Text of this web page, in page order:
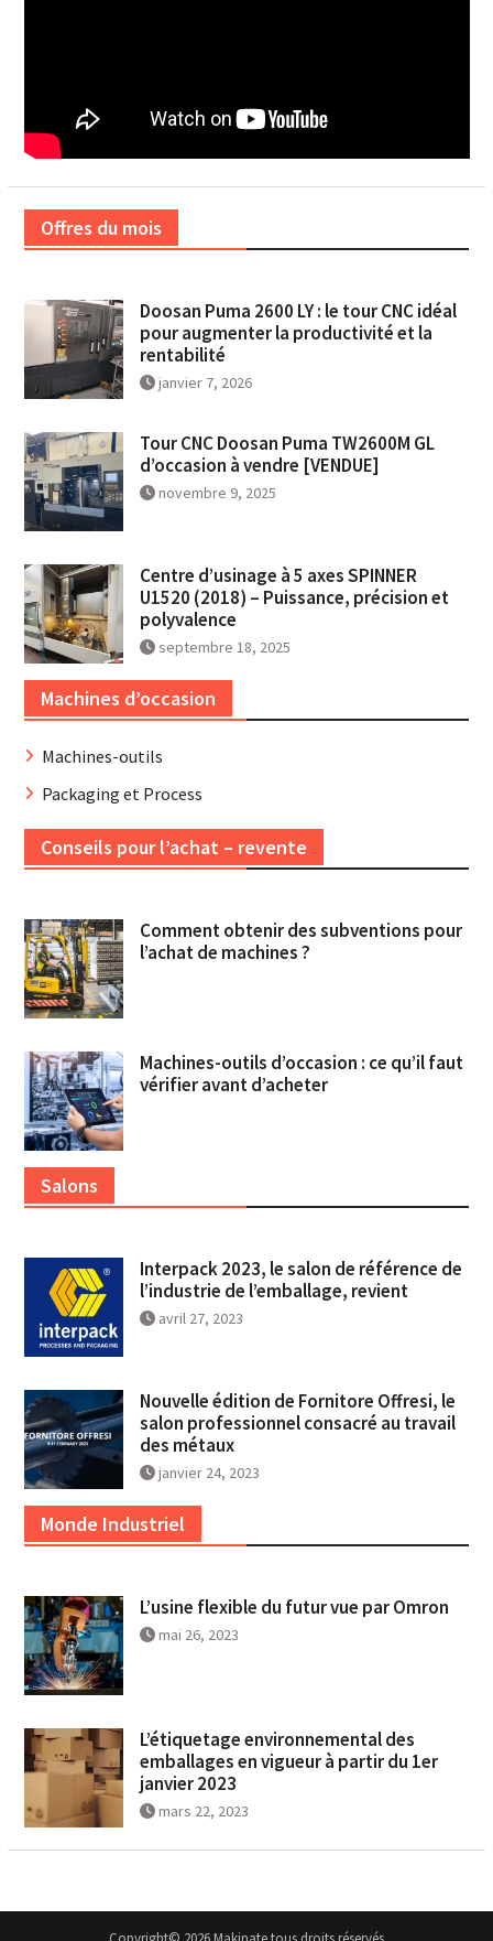
Offres du mois
Doosan Puma 2600 LY : le tour CNC idéal
pour augmenter la productivité et la
rentabilité
janvier 7, 2026
Tour CNC Doosan Puma TW2600M GL
d’occasion à vendre [VENDUE]
novembre 9, 2025
Centre d’usinage à 5 axes SPINNER
U1520 (2018) – Puissance, précision et
polyvalence
septembre 18, 2025
Machines d’occasion
Machines-outils
Packaging et Process
Conseils pour l’achat – revente
Comment obtenir des subventions pour
l’achat de machines ?
Machines-outils d’occasion : ce qu’il faut
vérifier avant d’acheter
Salons
Interpack 2023, le salon de référence de
l’industrie de l’emballage, revient
avril 27, 2023
Nouvelle édition de Fornitore Offresi, le
salon professionnel consacré au travail
des métaux
janvier 24, 2023
Monde Industriel
L’usine flexible du futur vue par Omron
mai 26, 2023
L’étiquetage environnemental des
emballages en vigueur à partir du 1er
janvier 2023
mars 22, 2023